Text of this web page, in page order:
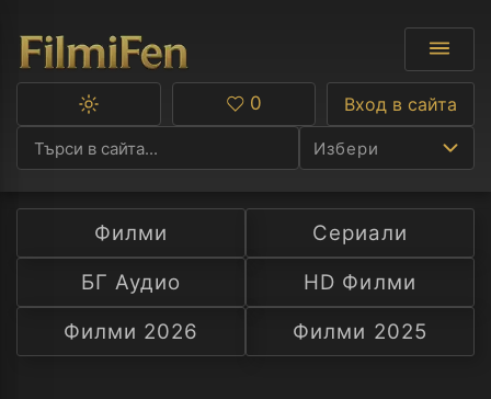
Избери
Ф
С
А
Превключване
тъмна
тема
Любими
0 Вход в сайта
Филми
Сериали
БГ Аудио
HD Филми
Филми 2026
Филми 2025